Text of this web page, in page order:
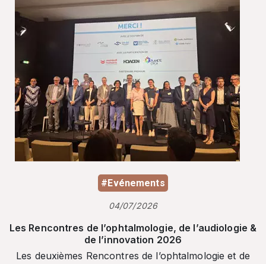
#Evénements
04/07/2026
Les Rencontres de l’ophtalmologie, de l’audiologie &
de l’innovation 2026
Les deuxièmes Rencontres de l’ophtalmologie et de